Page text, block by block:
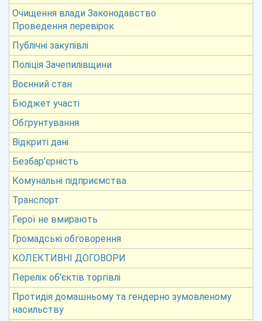
Очищення влади Законодавство
Проведення перевірок
Публічні закупівлі
Поліція Зачепилівщини
Воєнний стан
Бюджет участі
Обгрунтування
Відкриті дані
Безбар’єрність
Комунальні підприємства
Транспорт
Герої не вмирають
Громадські обговорення
КОЛЕКТИВНІ ДОГОВОРИ
Перелік об’єктів торгівлі
Протидія домашньому та гендерно зумовленому
насильству